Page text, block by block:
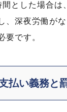
とした場合は
、深夜労働が
要です。
払い義務と